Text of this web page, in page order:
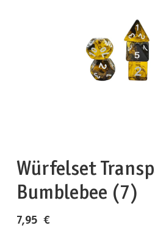
Würfelset
Bumblebee (7)
7,95 €